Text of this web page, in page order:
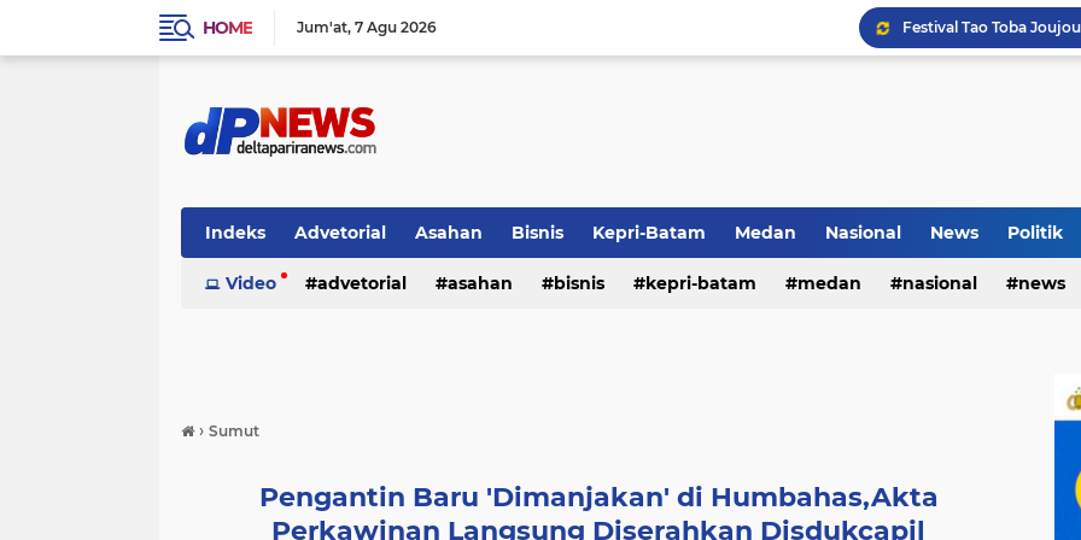
HOME Jum'at 7 Agu 2026
Pemko Medan Raih
Indeks Advetorial Asahan Bisnis Kepri-Batam Medan Nasional News Politik
Video advetorial asahan bisnis kepri-batam medan nasional news
› Sumut
Pengantin Baru 'Dimanjakan' di Humbahas,Akta
Perkawinan Langsung Diserahkan Disdukcapil